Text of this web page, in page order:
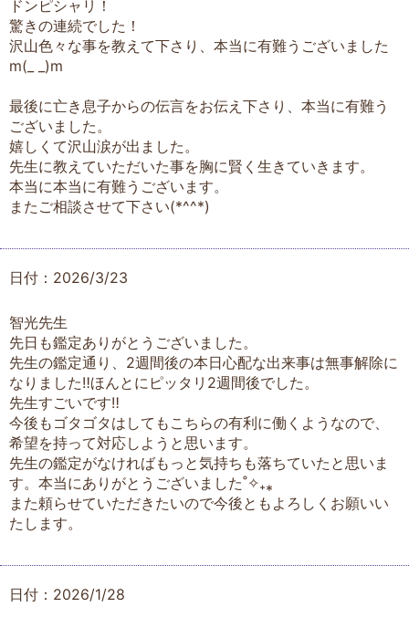
ドンピシャリ！
驚きの連続でした！
沢山色々な事を教えて下さり、本当に有難うございました
m(_ _)m
最後に亡き息子からの伝言をお伝え下さり、本当に有難う
ございました。
嬉しくて沢山涙が出ました。
先生に教えていただいた事を胸に賢く生きていきます。
本当に本当に有難うございます。
またご相談させて下さい(*^^*)
日付：2026/3/23
智光先生
先日も鑑定ありがとうございました。
先生の鑑定通り、2週間後の本日心配な出来事は無事解除に
なりました‼︎ほんとにピッタリ2週間後でした。
先生すごいです‼︎
今後もゴタゴタはしてもこちらの有利に働くようなので、
希望を持って対応しようと思います。
先生の鑑定がなければもっと気持ちも落ちていたと思いま
す。本当にありがとうございました˚✧₊⁎
また頼らせていただきたいので今後ともよろしくお願いい
たします。
日付：2026/1/28